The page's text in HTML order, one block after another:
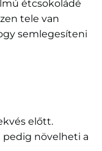
étcsokoládé
tele van
semlegesíteni
előtt.
növelheti a